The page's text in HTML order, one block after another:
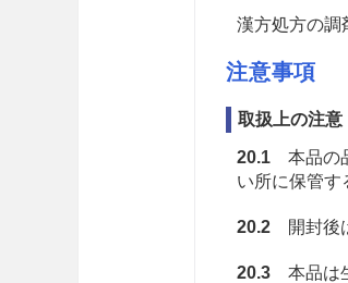
漢方処方の調
注意事項
取扱上の注意
20.1本品の品
い所に保管す
20.2開封後は
20.3本品は生